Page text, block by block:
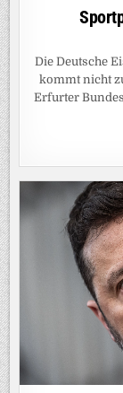
Die Deutsche
kommt nicht
Erfurter